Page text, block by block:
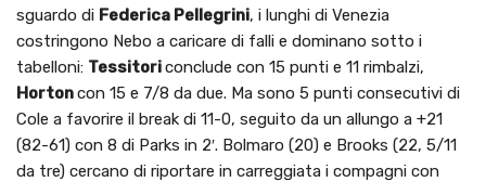
sguardo di Federica Pellegrini, i lunghi di Venezia
costringono Nebo a caricare di falli e dominano sotto i
tabelloni: Tessitoriconclude con 15 punti e 11 rimbalzi,
Hortoncon 15 e 7/8 da due. Ma sono 5 punti consecutivi di
Cole a favorire il break di 11-0, seguito da un allungo a +21
(82-61) con 8 di Parks in 2′. Bolmaro (20) e Brooks (22, 5/11
da tre) cercano di riportare in carreggiata i compagni con